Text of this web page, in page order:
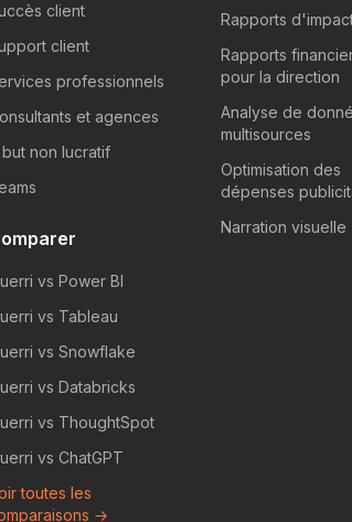
client
client
professionnels
et agences
but non lucratif
vs Power BI
vs Tableau
vs Snowflake
vs Databricks
vs ThoughtSpot
vs ChatGPT
toutes les
→
Rapports
Rapports
pour la direction
Analyse de
multisources
Optimisation des
dépenses
Narration visuelle